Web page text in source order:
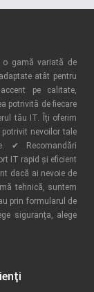
o gamă variată de
atât pentru
pe calitate,
potrivită de fiecare
tău IT. Îți oferim
nevoilor tale
✔ Recomandări
IT rapid și eficient
dacă ai nevoie de
tehnică, suntem
prin formularul de
siguranța, alege